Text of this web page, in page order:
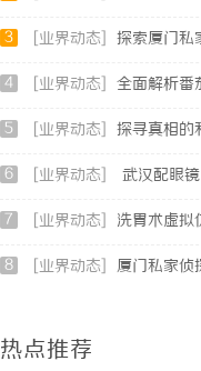
3 [业界动态] 探索厦门私家侦
4 [业界动态] 全面解析番茄电影网
5 [业界动态] 探寻真相的利器：
6 [业界动态] 武汉配眼
7 [业界动态] 洗胃术虚拟仿真触摸没反
8 [业界动态] 厦门私家侦探：揭
热点推荐